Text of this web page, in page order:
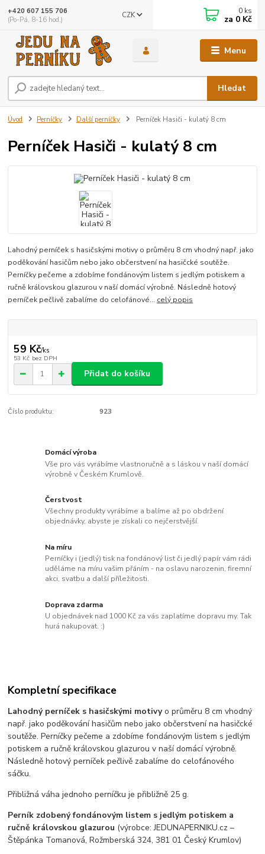
Menu
CZK
Hledat
+420 607 155 706
(Po-Pá, 8-16 hod.)
0 ks
za 0 Kč
Úvod Perníčky Další perníčky Perníček Hasiči - kulatý 8 cm
Perníček Hasiči - kulatý 8 cm
Lahodný perníček s hasičskými motivy o průměru 8 cm vhodný např. jako
poděkování hasičům nebo jako občerstvení na hasičcké soutěže.
Perníčky pečeme a zdobíme fondánovým listem s jedlým potiskem a
ručně královskou glazurou v naší domácí výrobně. Následně hotový
perníček pečlivě zabalíme do celofánové... celý popis
59 Kč/ks
53 Kč bez DPH
Přidat do košíku
Číslo produktu: 923
Domácí výroba
Vše pro vás vyrábíme vlastnoručně a s láskou v naší domácí
výrobně v Českém Krumlově.
Čerstvost
Všechny produkty vyrábíme a balíme až po obdržení
objednávky, abyste je získali co nejčerstvější.
Na míru
Perníčky i (jedlý) tisk na fondánový list či jedlý papír vám rádi
uděláme na míru vašim přáním - na oslavu narozenin, firemní
akci, svatbu a další příležitosti.
Doprava zdarma
U objednávek nad 1000 Kč za vás zaplatíme dopravu my. Tak
hurá nakupovat. :)
Kompletní specifikace
Lahodný perníček s hasičskými motivyo průměru 8 cm vhodný
např. jako poděkování hasičům nebo jako občerstvení na hasičcké
soutěže. Perníčky pečeme a zdobíme fondánovým listem s jedlým
potiskem a ručně královskou glazurou v naší domácí výrobně.
Následně hotový perníček pečlivě zabalíme do celofánového
sáčku.
Přibližná váha jednoho perníčku je přibližně 25 g.
Perník zdobený fondánovým listem s jedlým potiskem a
ručně královskou glazurou (výrobce: JEDUNAPERNIKU.cz –
Štěpánka Tomanová, Rožmberská 324, 381 01 Český Krumlov)